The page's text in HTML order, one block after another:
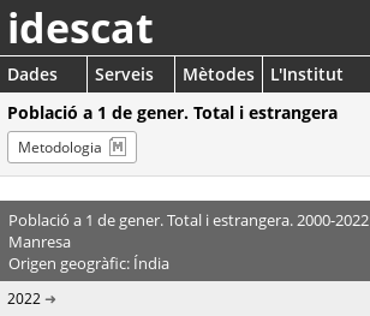
idescat
Dades Serveis Mètodes
L'Institut
Població a 1 de gener. Total i estrangera
Metodologia
Població a 1 de gener. Total i estrangera. 2000-2022
Manresa
Origen geogràfic: Índia
2022